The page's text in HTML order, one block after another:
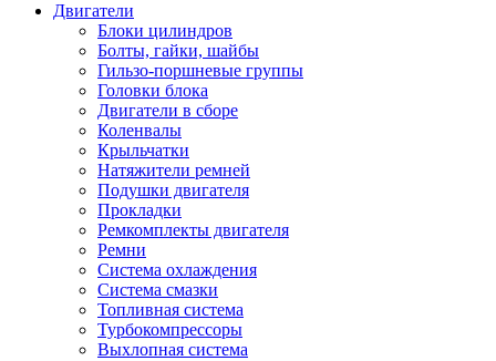
Двигатели
Блоки цилиндров
Болты, гайки, шайбы
Гильзо-поршневые группы
Головки блока
Двигатели в сборе
Коленвалы
Крыльчатки
Натяжители ремней
Подушки двигателя
Прокладки
Ремкомплекты двигателя
Ремни
Система охлаждения
Система смазки
Топливная система
Турбокомпрессоры
Выхлопная система